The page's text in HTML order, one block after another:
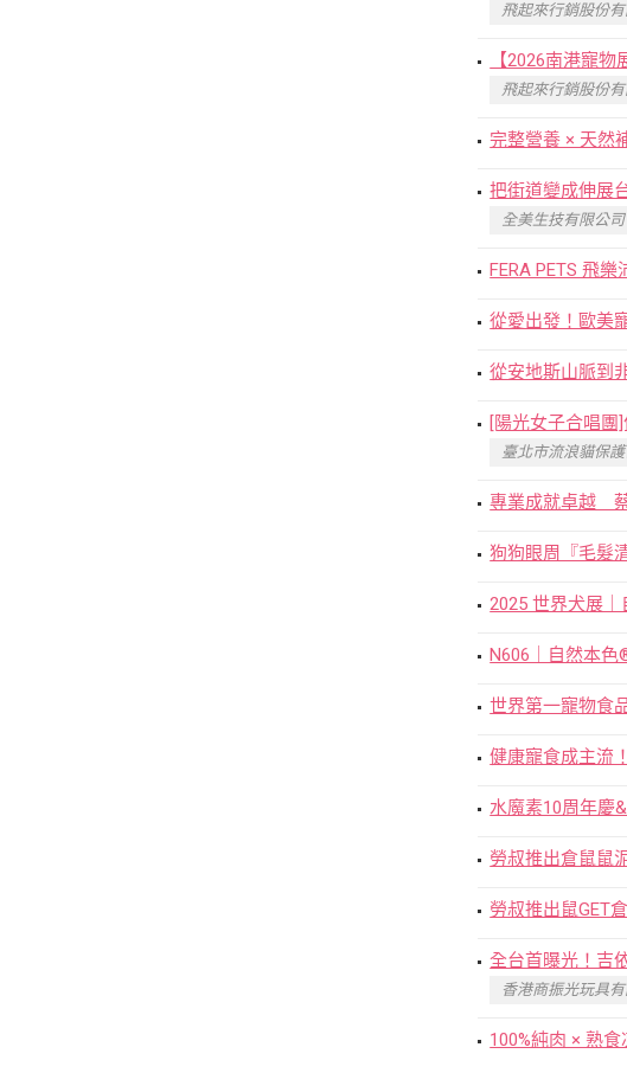
飛起來行銷股份
【2026南港寵
飛起來行銷股份
完整營養 × 天然
把街道變成伸展
全美生技有限公
FERA PETS 飛
從愛出發！歐美
從安地斯山脈到
[陽光女子合唱
臺北市流浪貓保
專業成就卓越
狗狗眼周『毛髮
2025 世界犬展
N606｜自然本
世界第一寵物食
健康寵食成主流
水魔素10周年慶
勞叔推出倉鼠鼠
勞叔推出鼠GET
全台首曝光！吉
香港商振光玩具
100%純肉 × 熟